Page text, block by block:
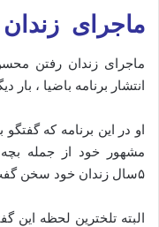
ماجرای
ماجرای زندان رفتن
انتشار برنامه باضیا ،
او در این برنامه که
مشهور خود از جمله
۵سال زندان خود سخن گفت.
البته تلخترین لحظه